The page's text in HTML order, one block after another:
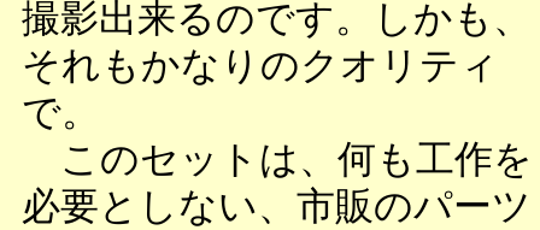
撮影出来るのです。しかも、
それもかなりのクオリティ
で。
このセットは、何も工作を
必要としない、市販のパーツ